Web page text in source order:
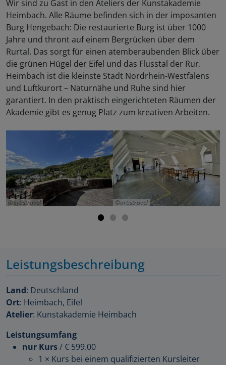
Wir sind zu Gast in den Ateliers der Kunstakademie
Heimbach. Alle Räume befinden sich in der imposanten
Burg Hengebach: Die restaurierte Burg ist über 1000
Jahre und thront auf einem Bergrücken über dem
Rurtal. Das sorgt für einen atemberaubenden Blick über
die grünen Hügel der Eifel und das Flusstal der Rur.
Heimbach ist die kleinste Stadt Nordrhein-Westfalens
und Luftkurort – Naturnähe und Ruhe sind hier
garantiert. In den praktisch eingerichteten Räumen der
Akademie gibt es genug Platz zum kreativen Arbeiten.
artistravel artistravel
Leistungsbeschreibung
Land: Deutschland
Ort: Heimbach, Eifel
Atelier: Kunstakademie Heimbach
Leistungsumfang
nur Kurs/€ 599.00
1 × Kurs bei einem qualifizierten Kursleiter